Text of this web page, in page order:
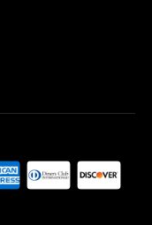
industriale e
argento puro, rame puro